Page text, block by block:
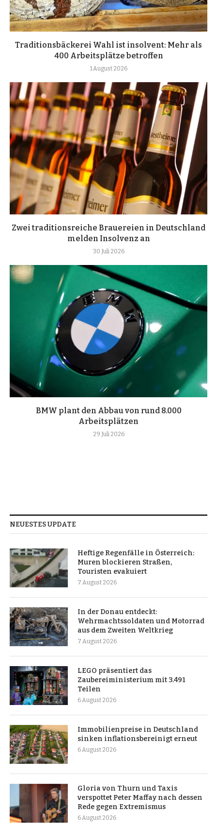
Traditionsbäckerei Wahl ist insolvent: Mehr als
400 Arbeitsplätze betroffen
1 August 2026
Zwei traditionsreiche Brauereien in Deutschland
melden Insolvenz an
30 Juli 2026
BMW plant den Abbau von rund 8.000
Arbeitsplätzen
29 Juli 2026
NEUESTES UPDATE
Heftige Regenfälle in Österreich:
Muren blockieren Straßen,
Touristen evakuiert
7 August 2026
In der Donau entdeckt:
Wehrmachtssoldaten und Motorrad
aus dem Zweiten Weltkrieg
7 August 2026
LEGO präsentiert das
Zaubereiministerium mit 3.491
Teilen
6 August 2026
Immobilienpreise in Deutschland
sinken inflationsbereinigt erneut
6 August 2026
Gloria von Thurn und Taxis
verspottet Peter Maffay nach dessen
Rede gegen Extremismus
6 August 2026